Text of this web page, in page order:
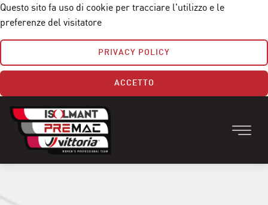
Questo sito fa uso di cookie per tracciare l'utilizzo e le
preferenze del visitatore
PRIVACY POLICY
ACCETTO